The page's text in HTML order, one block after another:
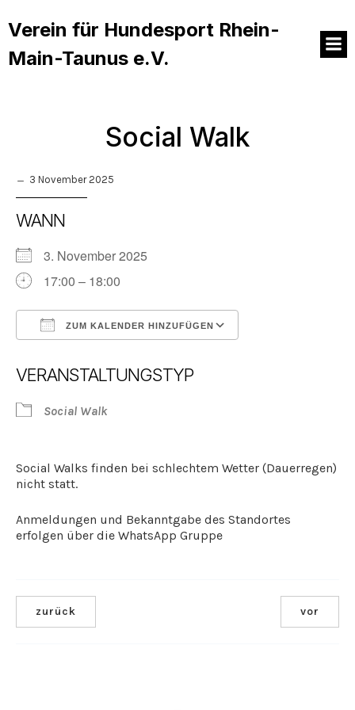
Verein für Hundesport Rhein-
Main-Taunus e.V.
Social Walk
3 November 2025
WANN
3. November 2025
17:00 – 18:00
ZUM KALENDER HINZUFÜGEN
VERANSTALTUNGSTYP
Social Walk
Social Walks finden bei schlechtem Wetter (Dauerregen)
nicht statt.
Anmeldungen und Bekanntgabe des Standortes
erfolgen über die WhatsApp Gruppe
zurück vor